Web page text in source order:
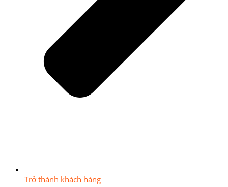
Trở thành khách hàng